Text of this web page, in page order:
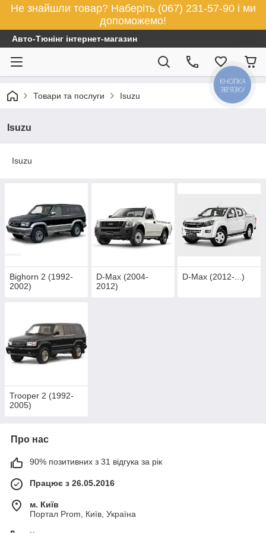
Не знайшли товар? Наберіть (067) 231-57-90 і ми
допоможемо!
Авто-Тюнінг інтернет-магазин
Товари та послуги Isuzu
Isuzu
Isuzu
Bighorn 2 (1992-
2002)
D-Max (2004-
2012)
D-Max (2012-...)
Trooper 2 (1992-
2005)
Про нас
90% позитивних з 31 відгука за рік
Працює з 26.05.2016
м. Київ
Портал Prom, Київ, Україна
КНОПКА
ЗВ'ЯЗКУ